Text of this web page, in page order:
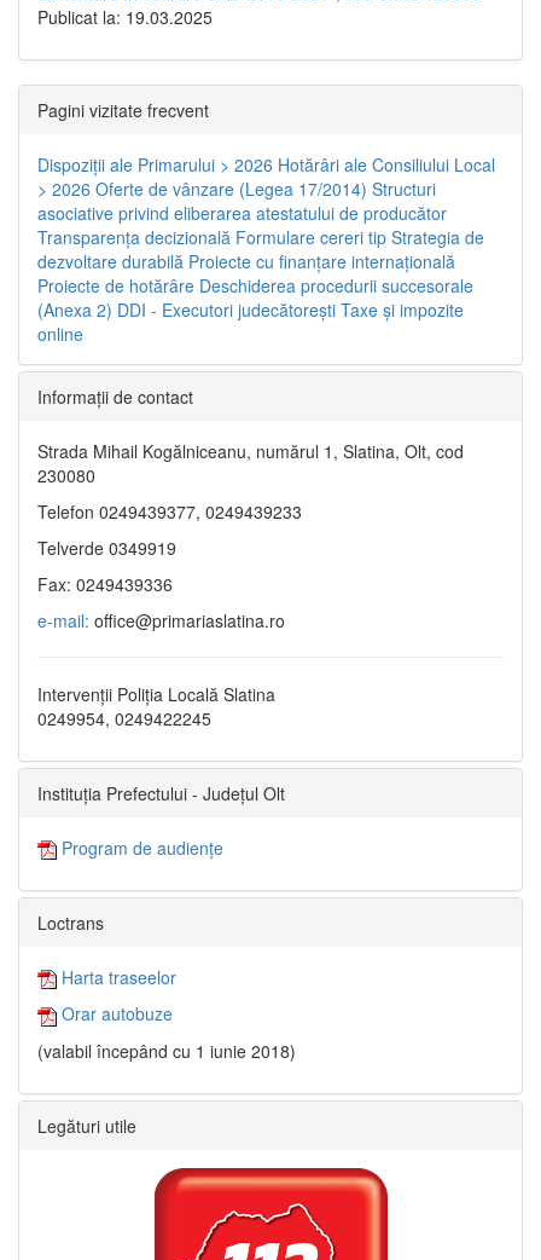
Publicat la: 19.03.2025
Pagini vizitate frecvent
Dispoziţii ale Primarului > 2026 Hotărâri ale Consiliului Local
> 2026 Oferte de vânzare (Legea 17/2014) Structuri
asociative privind eliberarea atestatului de producător
Transparenţa decizională Formulare cereri tip Strategia de
dezvoltare durabilă Proiecte cu finanţare internaţională
Proiecte de hotărâre Deschiderea procedurii succesorale
(Anexa 2) DDI - Executori judecătorești Taxe şi impozite
online
Informaţii de contact
Strada Mihail Kogălniceanu, numărul 1, Slatina, Olt, cod
230080
Telefon 0249439377, 0249439233
Telverde 0349919
Fax: 0249439336
e-mail: office@primariaslatina.ro
Intervenții Poliția Locală Slatina
0249954, 0249422245
Instituția Prefectului - Județul Olt
Program de audiențe
Loctrans
Harta traseelor
Orar autobuze
(valabil începând cu 1 iunie 2018)
Legături utile